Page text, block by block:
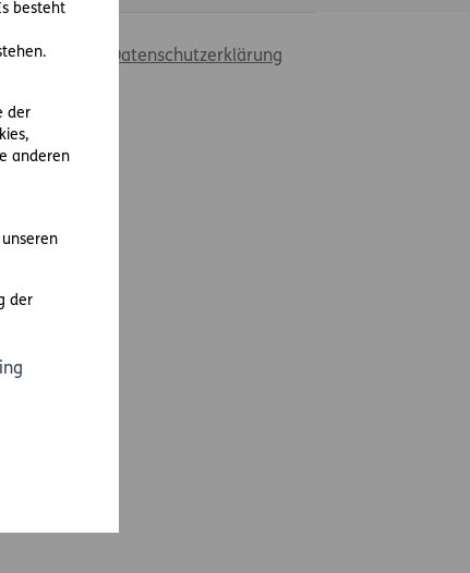
besteht
der
anderen
unseren
der
Hinweise & Datenschutzerklärung